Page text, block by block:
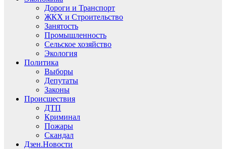
Дороги и Транспорт
ЖКХ и Строительство
Занятость
Промышленность
Сельское хозяйство
Экология
Политика
Выборы
Депутаты
Законы
Происшествия
ДТП
Криминал
Пожары
Скандал
Дзен.Новости